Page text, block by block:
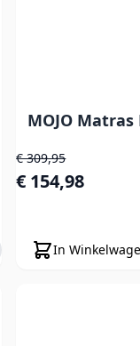
MOJO Matras
Speciale prijs
€ 154,98
Normale prijs
€ 309,95
In